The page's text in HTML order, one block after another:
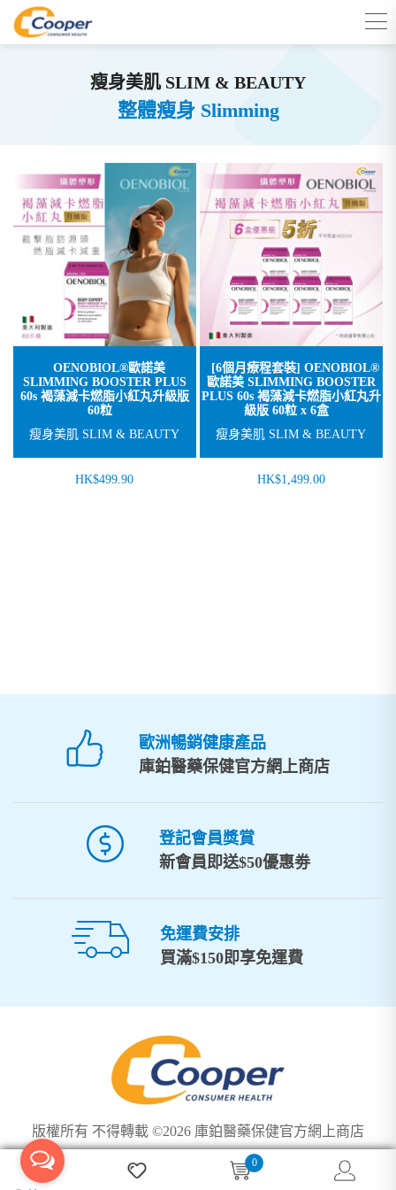
We use cookies to ensure you get the best experience on our
0
瘦身美肌 SLIM & BEAUTY
整體瘦身 Slimming
OENOBIOL®歐諾美
SLIMMING BOOSTER PLUS
60s 褐藻減卡燃脂小紅丸升級版
60粒
瘦身美肌 SLIM & BEAUTY
HK$499.90
[6個月療程套裝] OENOBIOL®
歐諾美 SLIMMING BOOSTER
PLUS 60s 褐藻減卡燃脂小紅丸升
級版 60粒 x 6盒
瘦身美肌 SLIM & BEAUTY
HK$1,499.00
歐洲暢銷健康產品
庫鉑醫藥保健官方網上商店
登記會員獎賞
新會員即送$50優惠劵
免運費安排
買滿$150即享免運費
版權所有 不得轉載 ©2026 庫鉑醫藥保健官方網上商店